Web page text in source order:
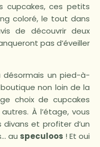
cupcakes, ces petits
coloré, le tout dans
de découvrir deux
pas d’éveiller
désormais un pied-à-
non loin de la
choix de cupcakes
À l’étage, vous
et profiter d’un
au speculoos ! Et oui